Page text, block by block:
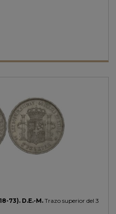
73). D.E.-M. Trazo superior del 3